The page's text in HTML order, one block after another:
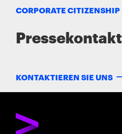
CORPORATE CITIZENSHIP
Pressekontakt
KONTAKTIEREN SIE UNS